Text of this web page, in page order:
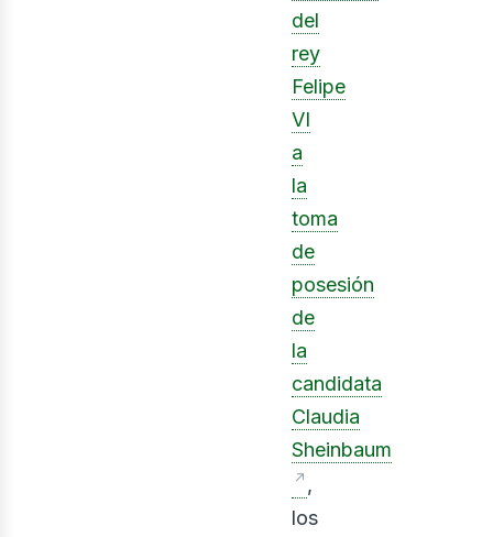
del
rey
Felipe
VI
a
la
toma
de
posesión
de
la
candidata
Claudia
Sheinbaum
,
los